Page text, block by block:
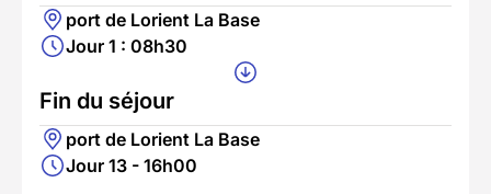
port de Lorient La Base
Jour 1 : 08h30
Fin du séjour
port de Lorient La Base
Jour 13 - 16h00